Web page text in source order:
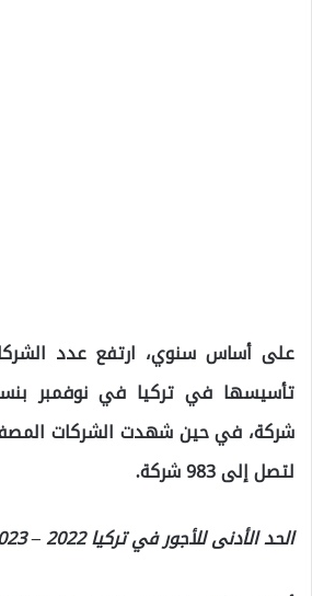
على أساس سنوي، ارتفع عدد
لتصل إلى 983 شركة.
الحد الأدنى للأجور في تركيا 2022 – 2023